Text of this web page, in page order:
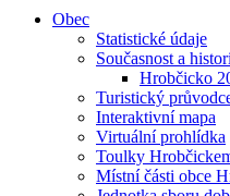
Obec
Statistické údaje
Současnost a
Hrobčicko
Turistický
Interaktivní mapa
Virtuální prohlídka
Toulky
Místní části obce